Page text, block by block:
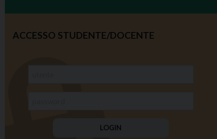
ACCESSO STUDENTE/DOCENTE